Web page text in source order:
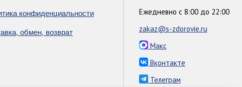
конфиденциальности
обмен, возврат
Ежедневно с 8:00 до 22:00
zakaz@s-zdorovie.ru
Макс
Вконтакте
Телеграм